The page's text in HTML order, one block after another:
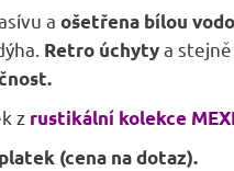
a ošetřena bílou
Retro úchytya
z rustikální kolekce
(cena na dotaz).